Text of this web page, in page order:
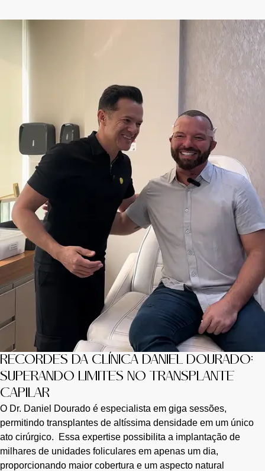
RECORDES DA CLÍNICA DANIEL DOURADO:
SUPERANDO LIMITES NO TRANSPLANTE
CAPILAR
O Dr. Daniel Dourado é especialista em giga sessões,
permitindo transplantes de altíssima densidade em um único
ato cirúrgico. Essa expertise possibilita a implantação de
milhares de unidades foliculares em apenas um dia,
proporcionando maior cobertura e um aspecto natural